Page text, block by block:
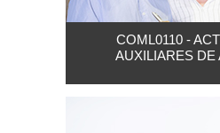
COML0110 -
AUXILIARES DE